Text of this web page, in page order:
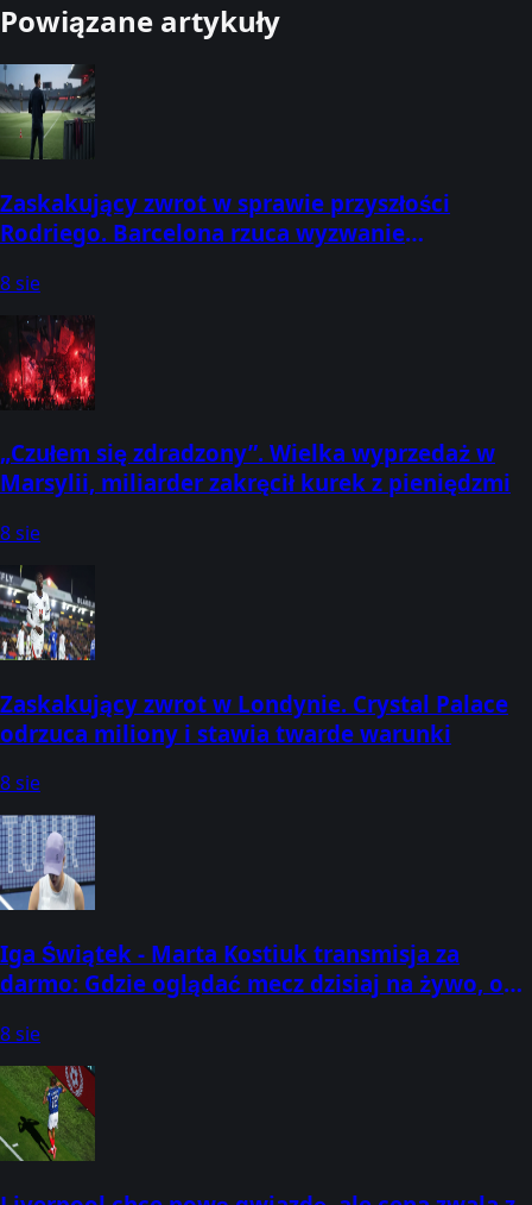
Powiązane artykuły
Zaskakujący zwrot w sprawie przyszłości
Rodriego. Barcelona rzuca wyzwanie
8 sie
„Czułem się zdradzony”. Wielka wyprzedaż w
Marsylii, miliarder zakręcił kurek z pieniędzmi
8 sie
Zaskakujący zwrot w Londynie. Crystal Palace
odrzuca miliony i stawia twarde warunki
8 sie
Iga Świątek - Marta Kostiuk transmisja za
darmo: Gdzie oglądać mecz dzisiaj na żywo, o
8 sie